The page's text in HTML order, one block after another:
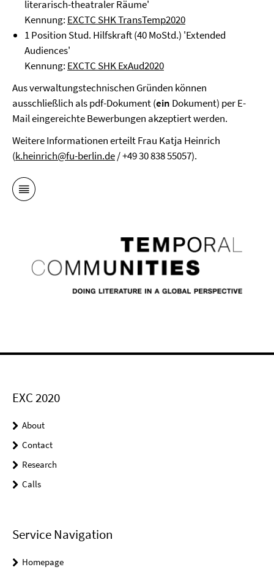
literarisch-theatraler Räume'
Kennung: EXCTC SHK TransTemp2020
1 Position Stud. Hilfskraft (40 MoStd.) 'Extended
Audiences'
Kennung: EXCTC SHK ExAud2020
Aus verwaltungstechnischen Gründen können
ausschließlich als pdf-Dokument (ein Dokument) per E-
Mail eingereichte Bewerbungen akzeptiert werden.
Weitere Informationen erteilt Frau Katja Heinrich
(k.heinrich@fu-berlin.de/ +49 30 838 55057).
EXC 2020
About
Contact
Research
Calls
Service Navigation
Homepage